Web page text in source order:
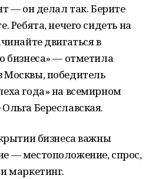
— он делал так. Берите
Ребята, нечего сидеть на
двигаться в
бизнеса» — отметила
победитель
года» на всемирном
Береславская.
бизнеса важны
— местоположение, спрос,
маркетинг.